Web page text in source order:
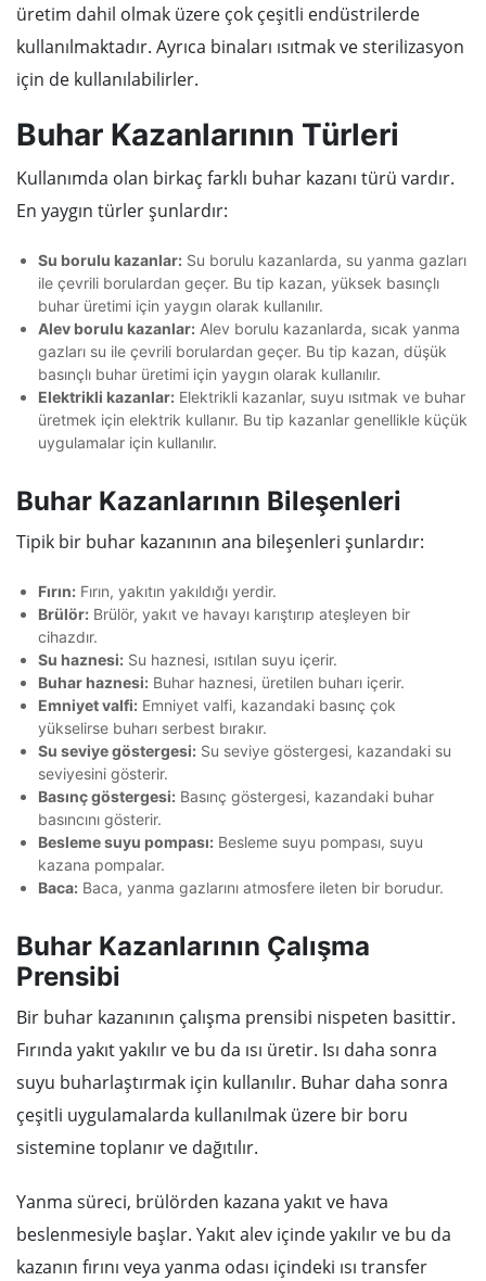
üretim dahil olmak üzere çok çeşitli endüstrilerde
kullanılmaktadır. Ayrıca binaları ısıtmak ve sterilizasyon
için de kullanılabilirler.
Buhar Kazanlarının Türleri
Kullanımda olan birkaç farklı buhar kazanı türü vardır.
En yaygın türler şunlardır:
Su borulu kazanlar: Su borulu kazanlarda, su yanma gazları
ile çevrili borulardan geçer. Bu tip kazan, yüksek basınçlı
buhar üretimi için yaygın olarak kullanılır.
Alev borulu kazanlar: Alev borulu kazanlarda, sıcak yanma
gazları su ile çevrili borulardan geçer. Bu tip kazan, düşük
basınçlı buhar üretimi için yaygın olarak kullanılır.
Elektrikli kazanlar: Elektrikli kazanlar, suyu ısıtmak ve buhar
üretmek için elektrik kullanır. Bu tip kazanlar genellikle küçük
uygulamalar için kullanılır.
Buhar Kazanlarının Bileşenleri
Tipik bir buhar kazanının ana bileşenleri şunlardır:
Fırın: Fırın, yakıtın yakıldığı yerdir.
Brülör: Brülör, yakıt ve havayı karıştırıp ateşleyen bir
cihazdır.
Su haznesi: Su haznesi, ısıtılan suyu içerir.
Buhar haznesi: Buhar haznesi, üretilen buharı içerir.
Emniyet valfi: Emniyet valfi, kazandaki basınç çok
yükselirse buharı serbest bırakır.
Su seviye göstergesi: Su seviye göstergesi, kazandaki su
seviyesini gösterir.
Basınç göstergesi: Basınç göstergesi, kazandaki buhar
basıncını gösterir.
Besleme suyu pompası: Besleme suyu pompası, suyu
kazana pompalar.
Baca: Baca, yanma gazlarını atmosfere ileten bir borudur.
Buhar Kazanlarının Çalışma
Prensibi
Bir buhar kazanının çalışma prensibi nispeten basittir.
Fırında yakıt yakılır ve bu da ısı üretir. Isı daha sonra
suyu buharlaştırmak için kullanılır. Buhar daha sonra
çeşitli uygulamalarda kullanılmak üzere bir boru
sistemine toplanır ve dağıtılır.
Yanma süreci, brülörden kazana yakıt ve hava
beslenmesiyle başlar. Yakıt alev içinde yakılır ve bu da
kazanın fırını veya yanma odası içindeki ısı transfer